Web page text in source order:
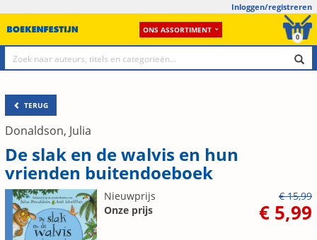
Inloggen/registreren
ONS ASSORTIMENT
0
TERUG
Donaldson, Julia
De slak en de walvis en hun
vrienden buitendoeboek
Nieuwprijs
€ 15,99
Onze prijs
€ 5,99